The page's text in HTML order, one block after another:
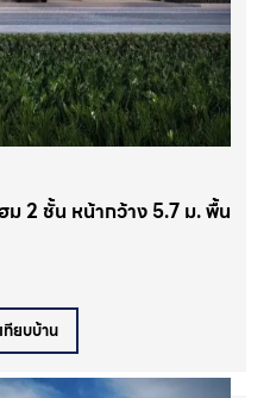
2 ชั้น หน้ากว้าง 5.7 ม. พื้น
ทียบบ้าน